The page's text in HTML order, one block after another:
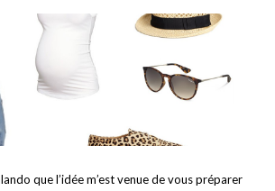
que l’idée m’est venue de vous préparer